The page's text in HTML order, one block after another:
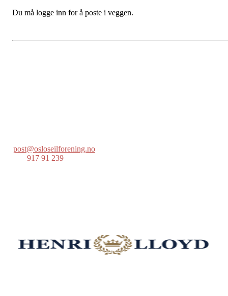
Du må logge inn for å poste i veggen.
post@osloseilforening.no
917 91 239